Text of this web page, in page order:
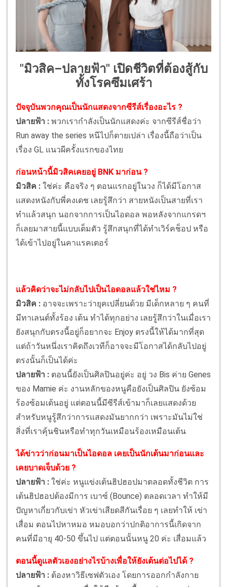
"มิวสิค–ปลายฟ้า" เปิดชีวิตที่ต้องสู้กับ
ทั้งโรคซึมเศร้า
ปัจจุบันพวกคุณเป็นนักแสดงจากซีรีส์เรื่องอะไร ?
ปลายฟ้า : พวกเรากำลังเป็นนักแสดงค่ะ จากซีรีส์ชื่อว่า
Run away the series หนีไปก็ตายเปล่า เรื่องนี้ถือว่าเป็น
เรื่อง GL แนวผีครั้งแรกของไทย
ก่อนหน้านี้มิวสิคเคยอยู่ BNK มาก่อน ?
มิวสิค : ใช่ค่ะ คือจริง ๆ ตอนแรกอยู่ในวง ก็ได้มีโอกาส
แสดงหนังกับพี่คงเดช เลยรู้สึกว่า สายหนังเป็นสายที่เรา
ทำแล้วสนุก นอกจากการเป็นไอดอล พอหลังจากแกรดฯ
ก็เลยมาสายนี้แบบเต็มตัว รู้สึกสนุกที่ได้ทำเวิร์คช็อป หรือ
ได้เข้าไปอยู่ในคาแรคเตอร์
แล้วคิดว่าจะไม่กลับไปเป็นไอดอลแล้วใช่ไหม ?
มิวสิค : อาจจะเพราะว่ายุคเปลี่ยนด้วย มีเด็กหลาย ๆ คนที่
มีทาเลนต์ทั้งร้อง เต้น ทำได้ทุกอย่าง เลยรู้สึกว่าในเมื่อเรา
ยังสนุกกับตรงนี้อยู่ก็อยากจะ Enjoy ตรงนี้ให้ได้มากที่สุด
แต่ถ้าวันหนึ่งเราคิดถึงเวทีก็อาจจะมีโอกาสได้กลับไปอยู่
ตรงนั้นก็เป็นได้ค่ะ
ปลายฟ้า : ตอนนี้ยังเป็นศิลปินอยู่ค่ะ อยู่ วง Bis ค่าย Genes
ของ Mamie ค่ะ งานหลักของหนูคือยังเป็นศิลปิน ยังซ้อม
ร้องซ้อมเต้นอยู่ แต่ตอนนี้มีซีรีส์เข้ามาก็เลยแสดงด้วย
สำหรับหนูรู้สึกว่าการแสดงมันยากกว่า เพราะมันไม่ใช่
สิ่งที่เราคุ้นชินหรือทำทุกวันเหมือนร้องเหมือนเต้น
ได้ข่าวว่าก่อนมาเป็นไอดอล เคยเป็นนักเต้นมาก่อนและ
เคยบาดเจ็บด้วย ?
ปลายฟ้า : ใช่ค่ะ หนูแข่งเต้นฮิปฮอปมาตลอดทั้งชีวิต การ
เต้นฮิปฮอปต้องมีการ เบาซ์ (Bounce) ตลอดเวลา ทำให้มี
ปัญหาเกี่ยวกับเข่า หัวเข่าเสียดสีกันเรื่อย ๆ เลยทำให้ เข่า
เสื่อม ตอนไปหาหมอ หมอบอกว่าปกติอาการนี้เกิดจาก
คนที่มีอายุ 40-50 ขึ้นไป แต่ตอนนั้นหนู 20 ค่ะ เสื่อมแล้ว
ตอนนี้ดูแลตัวเองอย่างไรบ้างเพื่อให้ยังเต้นต่อไปได้ ?
ปลายฟ้า : ต้องหาวิธีเซฟตัวเอง โดยการออกกำลังกาย